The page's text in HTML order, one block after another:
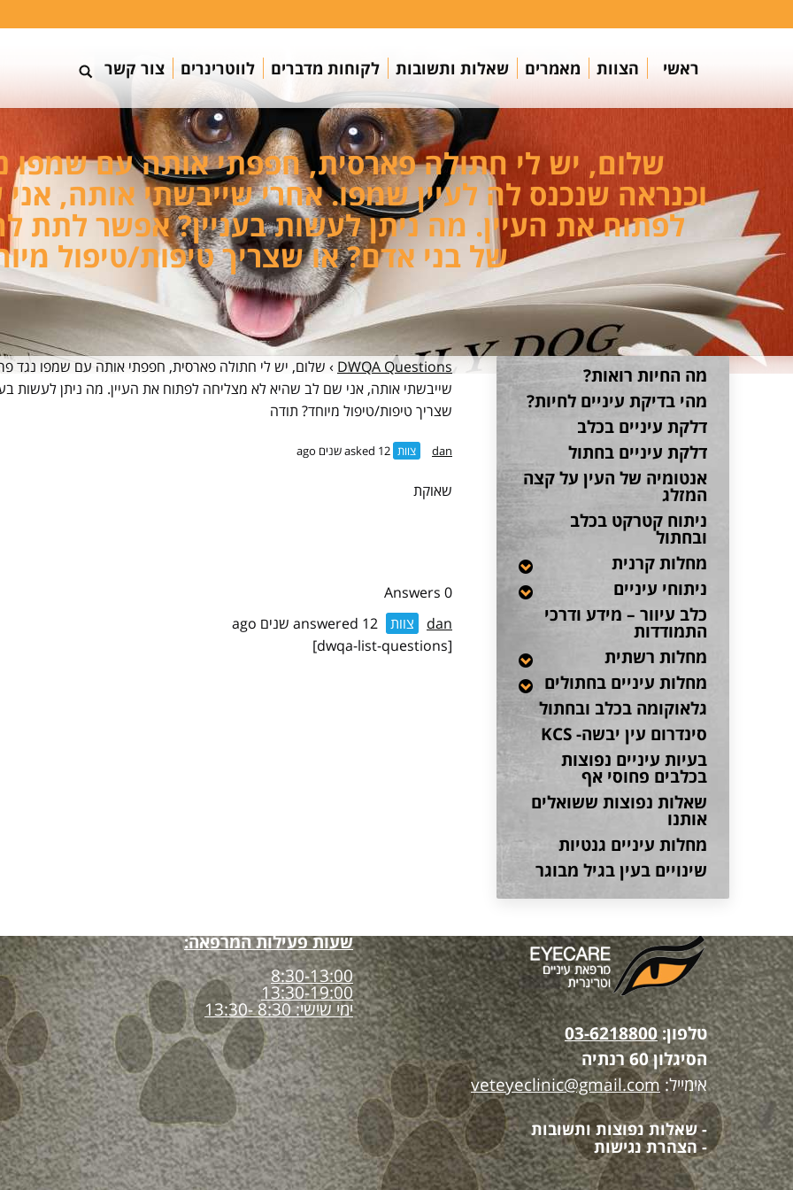
ראשי הצוות מאמרים שאלות ותשובות לקוחות מדברים לווטרינרים צור קשר
שלום, יש לי חתולה פארסית, חפפתי אותה עם שמפו
וכנראה שנכנס לה לעיין שמפו. אחרי שייבשתי אותה,
לפתוח את העיין. מה ניתן לעשות בעניין? אפשר לתת
של בני אדם? או שצריך טיפות/טיפול
DWQA Questions
› שלום, יש לי חתולה פארסית, חפפתי אותה עם שמפו נגד
שייבשתי אותה, אני שם לב שהיא לא מצליחה לפתוח את העיין. מה ניתן לעשות
שצריך טיפות/טיפול מיוחד? תודה
dan צוות
שאוקת
0 Answers
dan
צוות
[dwqa-list-questions]
מה החיות רואות?
מהי בדיקת עיניים לחיות?
דלקת עיניים בכלב
דלקת עיניים בחתול
אנטומיה של העין על קצה
המזלג
ניתוח קטרקט בכלב
ובחתול
מחלות קרנית
ניתוחי עיניים
כלב עיוור – מידע ודרכי
התמודדות
מחלות רשתית
מחלות עיניים בחתולים
גלאוקומה בכלב ובחתול
סינדרום עין יבשה- KCS
בעיות עיניים נפוצות
בכלבים פחוסי אף
שאלות נפוצות ששואלים
אותנו
מחלות עיניים גנטיות
שינויים בעין בגיל מבוגר
טלפון:03-6218800
הסיגלון 60 רנתיה
אימייל:veteyeclinic@gmail.com
- שאלות נפוצות ותשובות
- הצהרת נגישות
שעות פעילות המרפאה:
8:30-13:00
13:30-19:00
ימי שישי: 8:30 -13:30